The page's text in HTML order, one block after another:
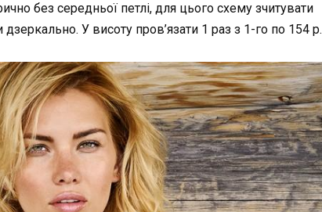
без середньої петлі, для цього схему зчитувати
У висоту пров’язати 1 раз з 1-го по 154 р.